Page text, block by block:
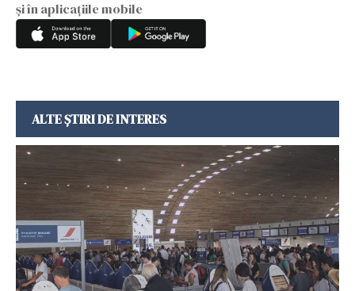
și în aplicațiile mobile
ALTE ȘTIRI DE INTERES